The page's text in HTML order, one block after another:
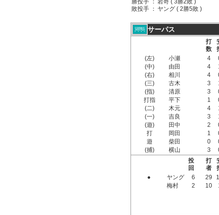
勝投手 ： 岩嵜 ( 3勝2敗 )
敗投手 ： ヤング ( 2勝5敗 )
サーパス
打
数
(左)
小瀬 4
(中)
由田 4
(右)
相川 4
(三)
古木 3
(指)
清原 3
打指
平下 1
(二)
木元 4
(一)
吉良 3
(遊)
田中 2
打
岡田 1
遊
柴田 0
(捕)
横山 3
投
回
打
者
●
ヤング 6 29
梅村
2 10